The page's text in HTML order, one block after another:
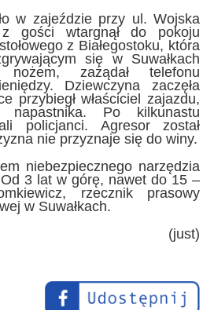
w zajeździe przy ul. Wojska
gości wtargnął do pokoju
z Białegostoku, która
się w Suwałkach
zażądał telefonu
Dziewczyna zaczęła
przybiegł właściciel zajazdu,
napastnika. Po kilkunastu
policjanci. Agresor został
nie przyznaje się do winy.
niebezpiecznego narzędzia
3 lat w górę, nawet do 15 –
rzecznik prasowy
w Suwałkach.
(just)